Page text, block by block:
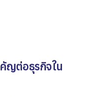
ญต่อธุรกิจใน